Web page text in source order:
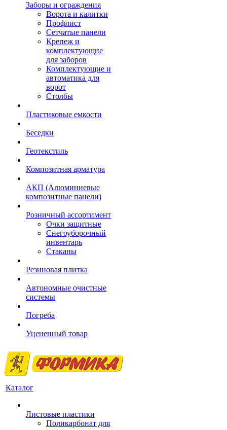
Заборы и ограждения
Ворота и калитки
Профлист
Сетчатые панели
Крепеж и
комплектующие
для заборов
Комплектующие и
автоматика для
ворот
Столбы
Пластиковые емкости
Беседки
Геотекстиль
Композитная арматура
АКП (Алюминиевые
композитные панели)
Розничный ассортимент
Очки защитные
Снегоуборочный
инвентарь
Стаканы
Резиновая плитка
Автономные очистные
системы
Погреба
Уцененный товар
Каталог
Листовые пластики
Поликарбонат для